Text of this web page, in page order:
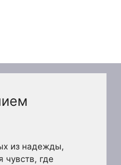
из надежды,
чувств, где